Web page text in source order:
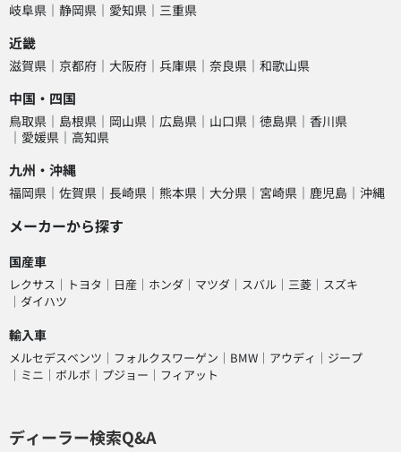
岐阜県 静岡県 愛知県 三重県
近畿
滋賀県 京都府 大阪府 兵庫県 奈良県 和歌山県
中国・四国
鳥取県 島根県 岡山県 広島県 山口県 徳島県
香川県
愛媛県
高知県
九州・沖縄
福岡県 佐賀県 長崎県 熊本県 大分県 宮崎県 鹿児島 沖縄
メーカーから探す
国産車
レクサス トヨタ 日産 ホンダ マツダ スバル 三菱
スズキ
ダイハツ
輸入車
メルセデスベンツ フォルクスワーゲン BMW アウディ
ジープ
ミニ
ボルボ プジョー フィアット
ディーラー検索Q&A